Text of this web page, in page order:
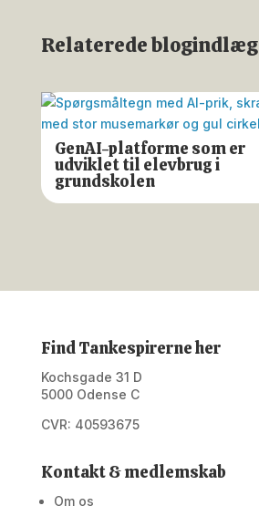
Relaterede blogindlæg
GenAI-platforme som er
udviklet til elevbrug i
grundskolen
Find Tankespirerne her
Kochsgade 31 D
5000 Odense C
CVR: 40593675
Kontakt & medlemskab
Om os